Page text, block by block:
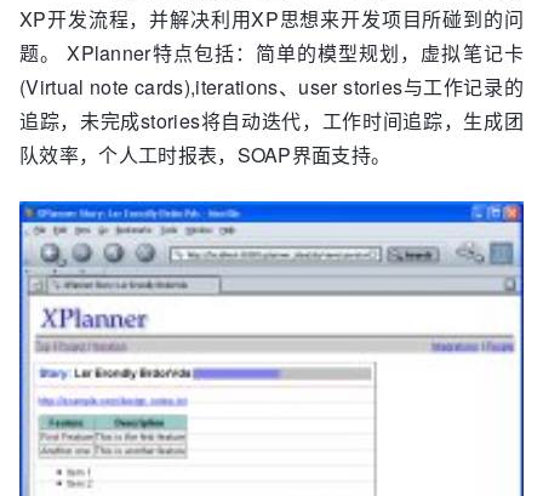
XP开发流程，并解决利用XP思想来开发项目所碰到的问
题。 XPlanner特点包括：简单的模型规划，虚拟笔记卡
(Virtual note cards),iterations、user stories与工作记录的
追踪，未完成stories将自动迭代，工作时间追踪，生成团
队效率，个人工时报表，SOAP界面支持。